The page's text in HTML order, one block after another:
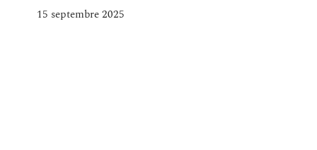
15 septembre 2025